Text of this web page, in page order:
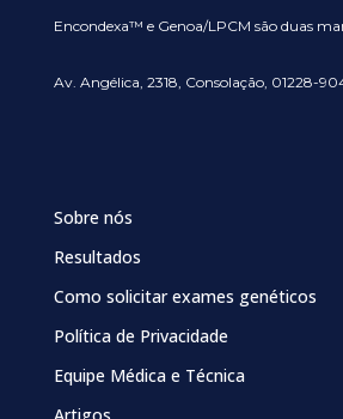
Encondexa™ e Genoa/LPCM são duas
Av. Angélica, 2318, Consolação, 01228-
Sobre nós
Resultados
Como solicitar exames genéticos
Política de Privacidade
Equipe Médica e Técnica